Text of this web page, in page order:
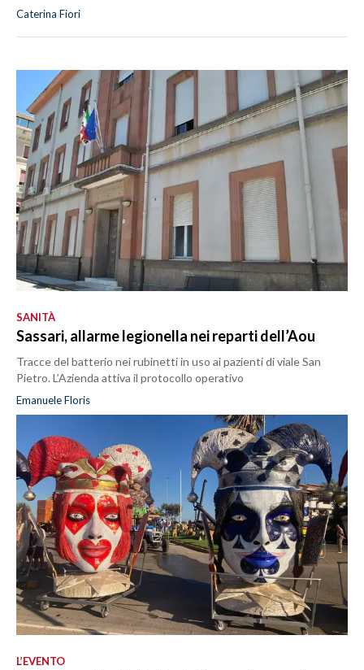
Caterina Fiori
SANITÀ
Sassari, allarme legionella nei reparti dell’Aou
Tracce del batterio nei rubinetti in uso ai pazienti di viale San
Pietro. L’Azienda attiva il protocollo operativo
Emanuele Floris
L’EVENTO